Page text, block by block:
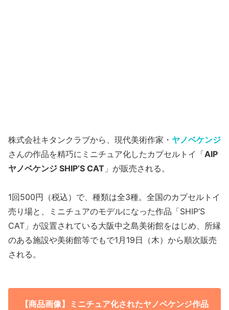
株式会社キタンクラブから、現代美術作家・ ヤノベケンジ
さんの作品を精巧にミニチュア化したカプセルトイ「AIP
ヤノベケンジ SHIP‘S CAT 」が販売される。
1回500円（税込）で、種類は全3種。全国のカプセルトイ
売り場と、ミニチュアのモデルになった作品「SHIP‘S
CAT」が設置されている大阪中之島美術館をはじめ、所縁
のある施設や美術館等でもで1月19日（木）から順次販売
される。
【商品画像】ミニチュア化されたヤノベケンジ作品